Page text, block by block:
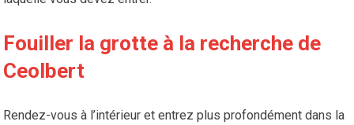
Fouiller la grotte à la recherche de
Ceolbert
Rendez-vous à l’intérieur et entrez plus profondément dans la